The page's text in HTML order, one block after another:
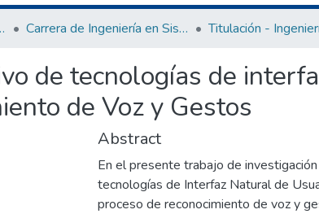
y Aplicadas Carrera de Ingeniería en Sistemas de Información
de tecnologías de
de Voz y Gestos
Abstract
En el presente trabajo de
tecnologías de Interfaz Natural de
proceso de reconocimiento de voz y